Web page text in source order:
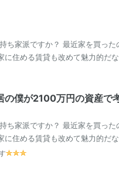
ち家派ですか？ 最近家を買った
住める賃貸も改めて魅力的だ
ど、実家は…
の僕が2100万円の資産で
ち家派ですか？ 最近家を買った
住める賃貸も改めて魅力的だ
、体力、…